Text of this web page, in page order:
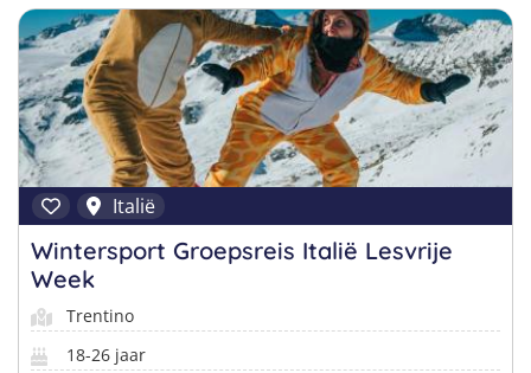
Italië
Wintersport Groepsreis Italië Lesvrije
Week
Trentino
18-26 jaar